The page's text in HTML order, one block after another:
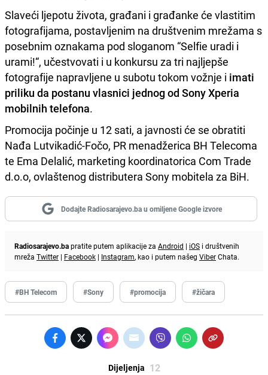
Slaveći ljepotu života, građani i građanke će vlastitim
fotografijama, postavljenim na društvenim mrežama s
posebnim oznakama pod sloganom “Selfie uradi i
urami!“, učestvovati i u konkursu za tri najljepše
fotografije napravljene u subotu tokom vožnje i imati
priliku da postanu vlasnici jednog od Sony Xperia
mobilnih telefona.
Promocija počinje u 12 sati, a javnosti će se obratiti
Nađa Lutvikadić-Fočo, PR menadžerica BH Telecoma
te Ema Delalić, marketing koordinatorica Com Trade
d.o.o, ovlaštenog distributera Sony mobitela za BiH.
Dodajte Radiosarajevo.ba u omiljene Google izvore
Radiosarajevo.bapratite putem aplikacije za Android | iOS i društvenih
mreža Twitter | Facebook | Instagram, kao i putem našeg ViberChata.
#BH Telecom #Sony #promocija #žičara
Dijeljenja 12